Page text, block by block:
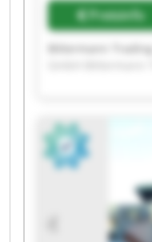
Preisinfo
Bittermann
Trading GmbH
GmbH
Trading GmbH
Bittermann
GmbH Bittermann
Trading GmbH
Bittermann
GmbH Bittermann
Trading GmbH